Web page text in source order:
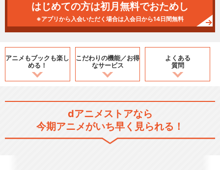
はじめての方は初月無料でおためし
※アプリから入会いただく場合は入会日から14日間無料
アニメもブックも楽し
める！
こだわりの機能／お得
なサービス
よくある
質問
dアニメストアなら
今期アニメがいち早く見られる！